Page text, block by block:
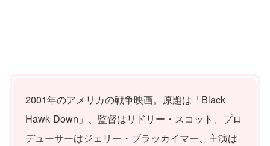
2001年のアメリカの戦争映画。原題は「Black
Hawk Down」、監督はリドリー・スコット、プロ
デューサーはジェリー・ブラッカイマー、主演は